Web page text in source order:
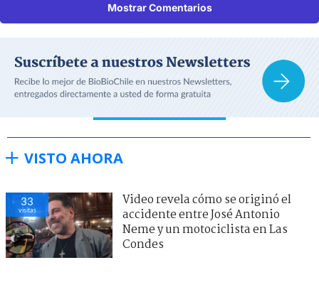
Mostrar Comentarios
VISTO AHORA
33
visitas
Video revela cómo se originó el
accidente entre José Antonio
Neme y un motociclista en Las
Condes